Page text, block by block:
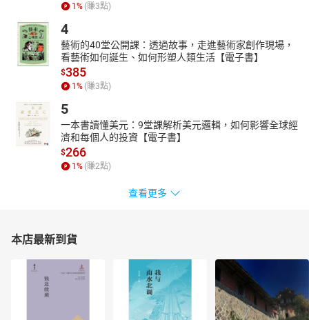
1% (賺3點)
4
藝術的40堂公開課：透過故事，走進藝術家創作現場，
看藝術如何誕生、如何形塑人類生活【電子書】
$385
1% (賺3點)
5
一本書讀懂美元：9堂課解析美元邏輯，如何影響全球經
濟和每個人的投資【電子書】
$266
1% (賺2點)
查看更多
本店最新到貨